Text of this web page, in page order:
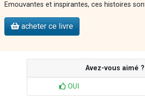
Emouvantes et inspirantes, ces histoires
acheter ce livre
Avez-vous aimé ?
OUI